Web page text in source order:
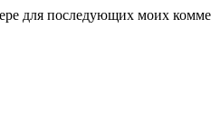
для последующих моих